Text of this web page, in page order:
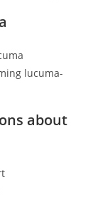
lucuma-
about